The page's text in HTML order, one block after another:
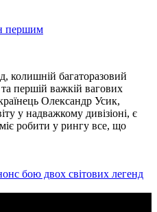
першим
колишній багаторазовий
першій важкій вагових
Олександр Усик,
у надважкому дивізіоні, є
робити у рингу все, що
бою двох світових легенд